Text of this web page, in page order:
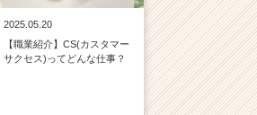
2025.05.20
【職業紹介】CS(カスタマー
サクセス)ってどんな仕事？